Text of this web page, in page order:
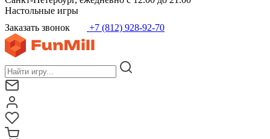
Настольные игры
Заказать звонок
+7 (812) 928-92-70